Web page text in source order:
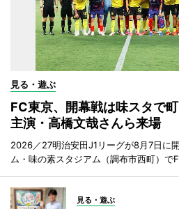
見る・遊ぶ
FC東京、開幕戦は味スタで
主演・高橋文哉さんら来場
2026／27明治安田J1リーグが8月7日に
ム・味の素スタジアム（調布市西町）で
見る・遊ぶ